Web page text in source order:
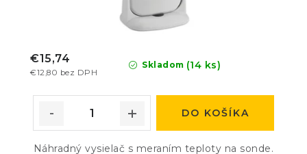
Skladom (14 ks)
€12,80 bez DPH
€15,74
DO KOŠÍKA
Náhradný vysielač s meraním teploty na sonde.